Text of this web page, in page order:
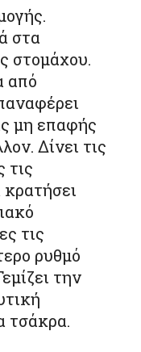
στα
στομάχου.
από
μη επαφής
Δίνει τις
τις
τις
ρυθμό
την
τσάκρα.